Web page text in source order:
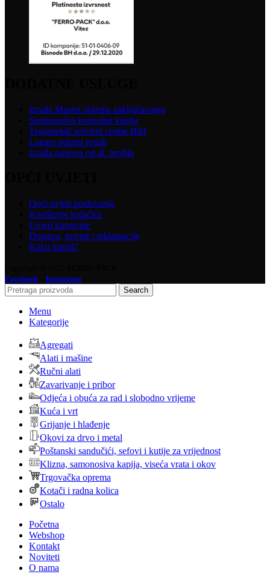
Izrada Master sistema zaključavanja
Samonosiva konzolna kapija
Tegometall servisni centar BiH
Lagani paletni regali
Izrada ramova od al. profila
Opći uvjeti poslovanja
Korištenje kolačića
Uvjeti kupovine
Dostava, povrat i reklamacije
Kako kupiti?
Facebook
Instagram
Search
Menu
Kategorije
Agregati
Alati i mašine
Ručni alati
Zavarivanje i pribor
Odjeća i obuća za rad i slobodno vrijeme
Kuća i vrt
Grijanje i hlađenje
Okovi za drvo i metal
Poštanski sandučići, sefovi i kutije za vrijednost
Klizna, samonosiva kapija, viseća vrata i okov
Trgovačka oprema
Kotači i radna kolica
Ostalo
Početna
Webshop
Kontakt
Noviteti
O nama